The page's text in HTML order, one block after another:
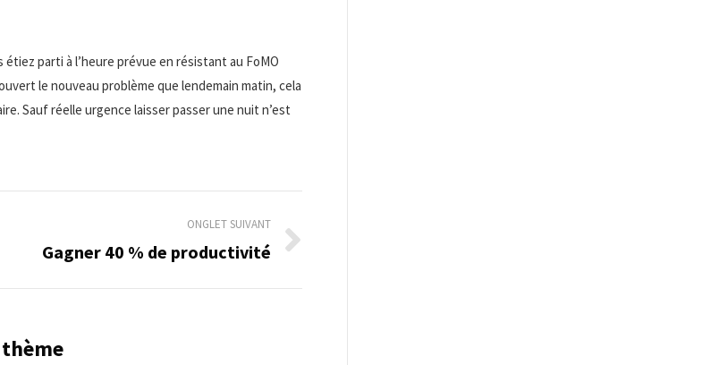
parti à l’heure prévue en résistant au FoMO
le nouveau problème que lendemain matin, cela
Sauf réelle urgence laisser passer une nuit n’est
ONGLET SUIVANT
Gagner 40 % de productivité